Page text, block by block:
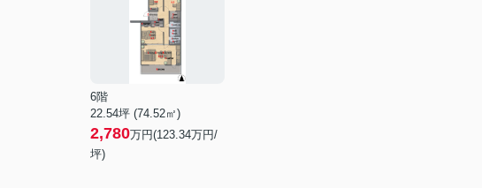
6階
22.54坪 (74.52㎡)
2,780万円(123.34万円/
坪)